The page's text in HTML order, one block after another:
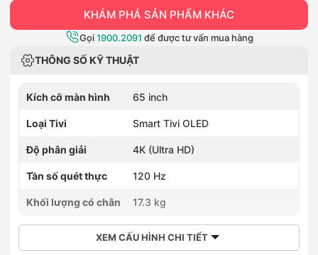
KHÁM PHÁ SẢN PHẨM KHÁC
Gọi1900.2091 để được tư vấn mua hàng
THÔNG SỐ KỸ THUẬT
Kích cỡ màn hình 65 inch
Loại Tivi Smart Tivi OLED
Độ phân giải 4K (Ultra HD)
Tần số quét thực 120 Hz
Khối lượng có chân 17.3 kg
XEM CẤU HÌNH CHI TIẾT